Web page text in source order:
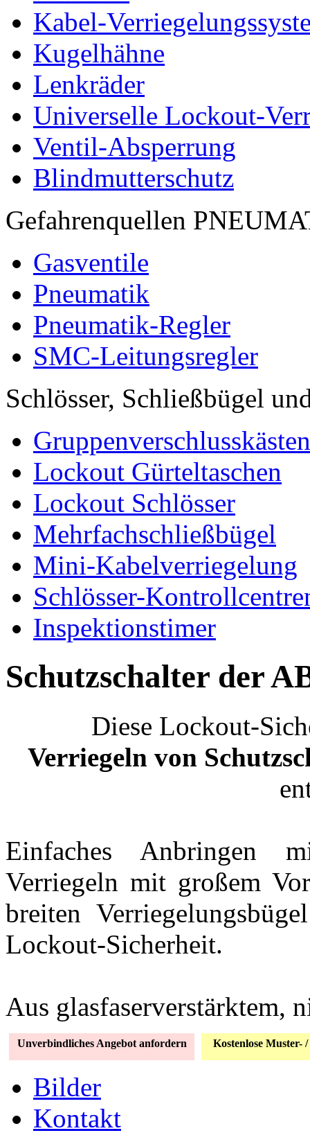
Kabel-
Kugelhähne
Lenkräder
Universelle Lockout-
Ventil-Absperrung
Blindmutterschutz
Gefahrenquellen
Gasventile
Pneumatik
Pneumatik-Regler
SMC-Leitungsregler
Schlösser, Schließbügel
Gruppenverschlusskästen
Lockout Gürteltaschen
Lockout Schlösser
Mehrfachschließbügel
Mini-Kabelverriegelung
Schlösser-
Inspektionstimer
Schutzschalter der
Diese Lockout-
Verriegeln von
Einfaches Anbringen
Verriegeln mit großem
breiten
Lockout-Sicherheit.
Aus glasfaserverstärktem,
Unverbindliches Angebot anfordern Kostenlose Muster-
Bilder
Kontakt